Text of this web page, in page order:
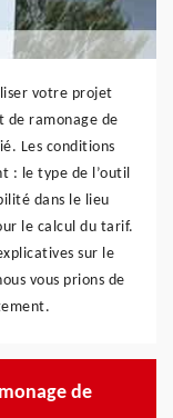
votre projet
de ramonage de
Les conditions
: le type de l’outil
dans le lieu
le calcul du tarif.
sur le
vous prions de
de